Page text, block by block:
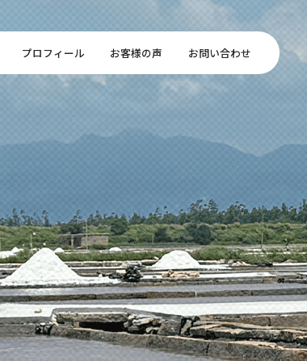
プロフィール お客様の声 お問い合わせ